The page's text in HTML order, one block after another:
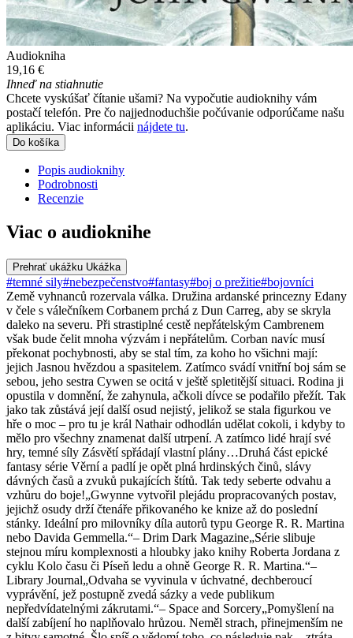
Audiokniha
19,16 €
Ihneď na stiahnutie
Chcete vyskúšať čítanie ušami? Na vypočutie audioknihy vám
postačí telefón. Pre čo najjednoduchšie počúvanie odporúčame našu
aplikáciu. Viac informácii nájdete tu.
Do košíka
Popis audioknihy
Podrobnosti
Recenzie
Viac o audioknihe
Prehrať ukážku Ukážka
#temné sily#nebezpečenstvo#fantasy#boj o prežitie#bojovníci
Země vyhnanců rozervala válka. Družina ardanské princezny Edany
v čele s válečníkem Corbanem prchá z Dun Carreg, aby se skryla
daleko na severu. Při strastiplné cestě nepřátelským Cambrenem
však bude čelit mnoha výzvám i nepřátelům. Corban navíc musí
překonat pochybnosti, aby se stal tím, za koho ho všichni mají:
jejich Jasnou hvězdou a spasitelem. Zatímco svádí vnitřní boj sám se
sebou, jeho sestra Cywen se ocitá v ještě spletitější situaci. Rodina ji
opustila v domnění, že zahynula, ačkoli dívce se podařilo přežít. Tak
jako tak zůstává její další osud nejistý, jelikož se stala figurkou ve
hře o moc – pro tu je král Nathair odhodlán udělat cokoli, i kdyby to
mělo pro všechny znamenat další utrpení. A zatímco lidé hrají své
hry, temné síly Zásvětí spřádají vlastní plány…Druhá část epické
fantasy série Věrní a padlí je opět plná hrdinských činů, slávy
dávných časů a zvuků pukajících štítů. Tak tedy seberte odvahu a
vzhůru do boje!„Gwynne vytvořil plejádu propracovaných postav,
jejichž osudy drží čtenáře přikovaného ke knize až do poslední
stánky. Ideální pro milovníky díla autorů typu George R. R. Martina
nebo Davida Gemmella.“– Drim Dark Magazine„Série slibuje
stejnou míru komplexnosti a hloubky jako knihy Roberta Jordana z
cyklu Kolo času či Píseň ledu a ohně George R. R. Martina.“–
Library Journal„Odvaha se vyvinula v úchvatné, dechberoucí
vyprávění, jež postupně zvedá sázky a vede publikum
nepředvídatelnými zákrutami.“– Space and Sorcery„Pomyšlení na
další zabíjení ho naplňovalo hrůzou. Neměl strach, přinejmenším ne